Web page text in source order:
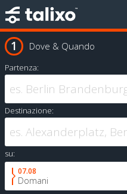
Dove & Quando
Partenza:
Destinazione:
su:
07.08
Domani